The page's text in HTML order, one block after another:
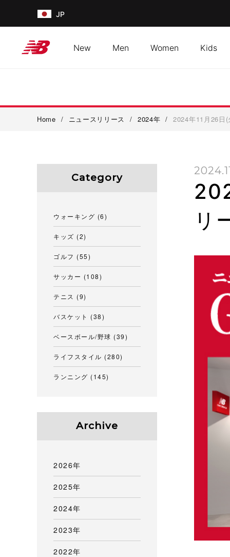
JP
New Men Women Kids
Home / ニュースリリース / 2024年 / 2024年11月26日
リ
Category
ウォーキング (6)
キッズ (2)
ゴルフ (55)
サッカー (108)
テニス (9)
バスケット (38)
ベースボール/野球 (39)
ライフスタイル (280)
ランニング (145)
Archive
2026年
2025年
2024年
2023年
2022年